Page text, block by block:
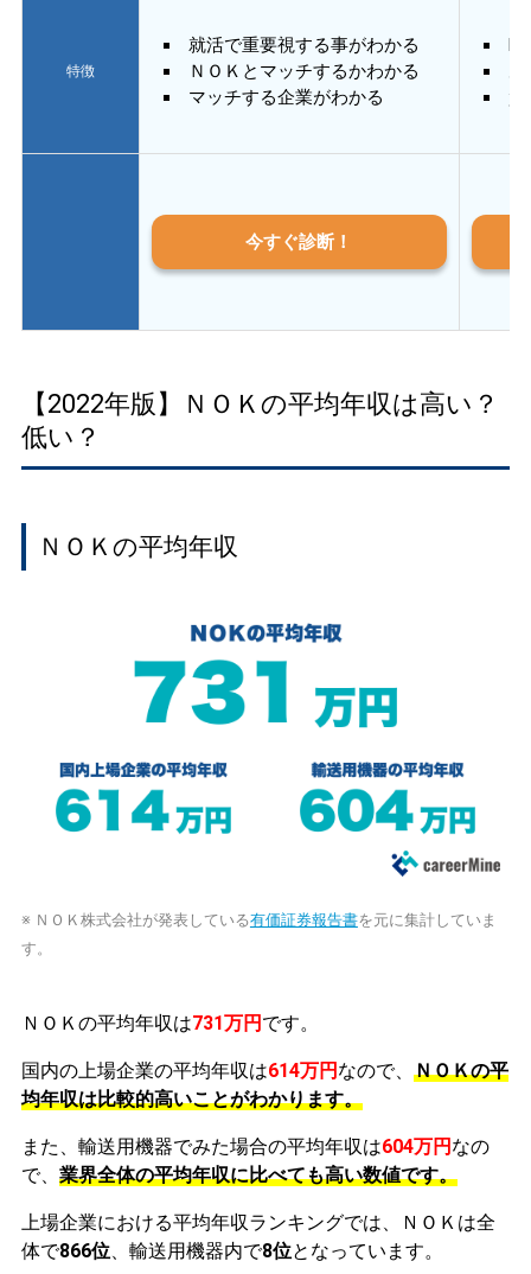
特徴
就活で重要視する事がわかる
ＮＯＫとマッチするかわかる
マッチする企業がわかる
質
今すぐ診断！
【2022年版】ＮＯＫの平均年収は高い？
低い？
ＮＯＫの平均年収
※ ＮＯＫ株式会社が発表している有価証券報告書を元に集計していま
す。
ＮＯＫの平均年収は731万円 です。
国内の上場企業の平均年収は614万円 なので、 ＮＯＫの平
均年収は比較的高いことがわかります。
また、輸送用機器でみた場合の平均年収は604万円 なの
で、 業界全体の平均年収に比べても高い数値です。
上場企業における平均年収ランキングでは、ＮＯＫは全
体で866位、輸送用機器内で8位となっています。